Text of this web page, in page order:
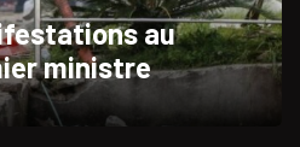
au
ministre